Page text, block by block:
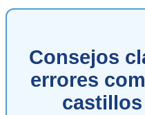
Consejos
errores
castillos